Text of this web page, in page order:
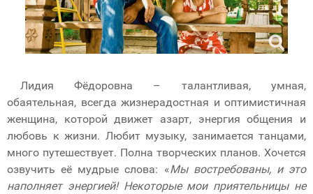
Лидия Фёдоровна – талантливая, умная,
обаятельная, всегда жизнерадостная и оптимистичная
женщина, которой движет азарт, энергия общения и
любовь к жизни. Любит музыку, занимается танцами,
много путешествует. Полна творческих планов. Хочется
озвучить её мудрые слова: «Мы востребованы, и это
наполняет энергией! Некоторые мои приятельницы не